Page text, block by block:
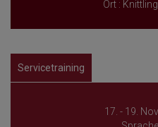
Ort :
Servicetraining
17. - 19.